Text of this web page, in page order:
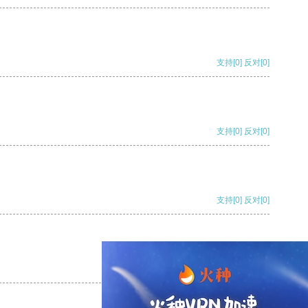
支持[0] 反对[0]
支持[0] 反对[0]
支持[0] 反对[0]
支持